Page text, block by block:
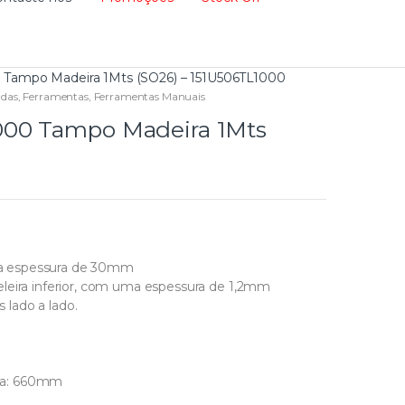
Madeira 1Mts (SO26) – 151U506TL1000
, Ferramentas, Ferramentas Manuais
Tampo Madeira 1Mts
espessura de 30mm
inferior, com uma espessura de 1,2mm
lado a lado.
660mm